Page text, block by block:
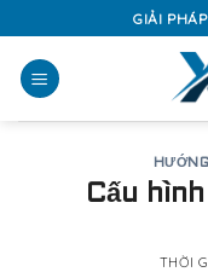
to
content
GIẢI
Cấu
THỜI